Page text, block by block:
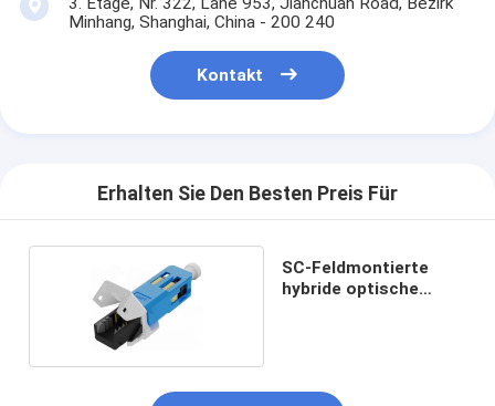
Minhang, Shanghai, China - 200 240
Kontakt
Erhalten Sie Den Besten Preis Für
SC-Feldmontierte
hybride optische